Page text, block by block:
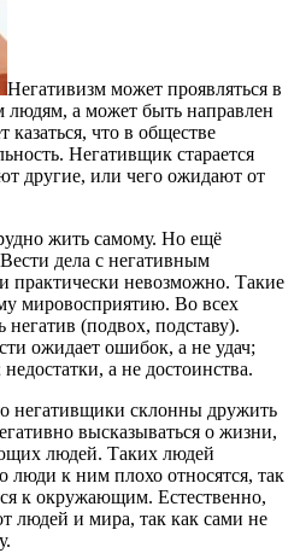
Негативизм может проявляться в
а может быть направлен
что в обществе
Негативщик старается
другие, или чего ожидают от
жить самому. Но ещё
дела с негативным
практически невозможно. Такие
мировосприятию. Во всех
(подвох, подставу).
ожидает ошибок, а не удач;
а не достоинства.
негативщики склонны дружить
высказываться о жизни,
людей. Таких людей
люди к ним плохо относятся, так
к окружающим. Естественно,
людей и мира, так как сами не